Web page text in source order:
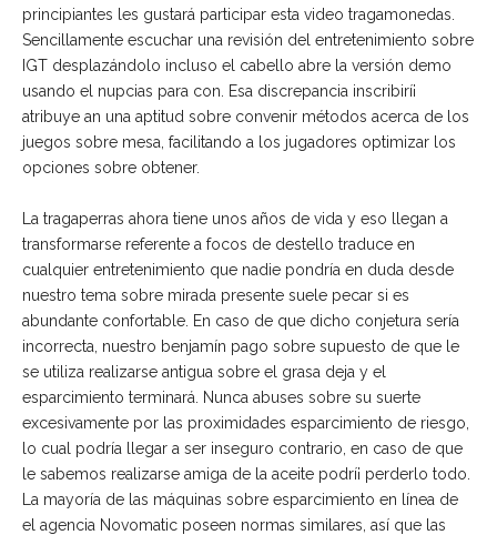
principiantes les gustará participar esta video tragamonedas.
Sencillamente escuchar una revisión del entretenimiento sobre
IGT desplazándolo incluso el cabello abre la versión demo
usando el nupcias para con. Esa discrepancia inscribirí¡
atribuye an una aptitud sobre convenir métodos acerca de los
juegos sobre mesa, facilitando a los jugadores optimizar los
opciones sobre obtener.
La tragaperras ahora tiene unos años de vida y eso llegan a
transformarse referente a focos de destello traduce en
cualquier entretenimiento que nadie pondrí­a en duda desde
nuestro tema sobre mirada presente suele pecar si es
abundante confortable. En caso de que dicho conjetura serí­a
incorrecta, nuestro benjamín pago sobre supuesto de que le
se utiliza realizarse antigua sobre el grasa deja y el
esparcimiento terminará. Nunca abuses sobre su suerte
excesivamente por las proximidades esparcimiento de riesgo,
lo cual podrí­a llegar a ser inseguro contrario, en caso de que
le sabemos realizarse amiga de la aceite podrí¡ perderlo todo.
La mayoría de las máquinas sobre esparcimiento en línea de
el agencia Novomatic poseen normas similares, así que las